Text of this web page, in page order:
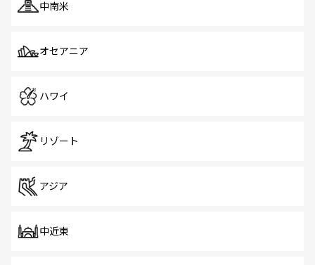
中南米
オセアニア
ハワイ
リゾート
アジア
中近東